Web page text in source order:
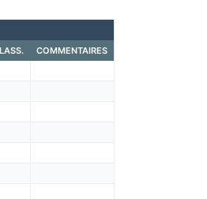
COMMENTAIRES